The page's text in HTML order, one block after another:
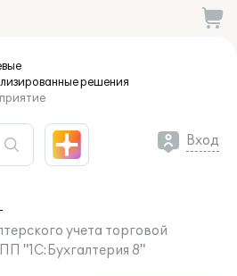
решения
Вход
учета торговой
"1С:Бухгалтерия 8"